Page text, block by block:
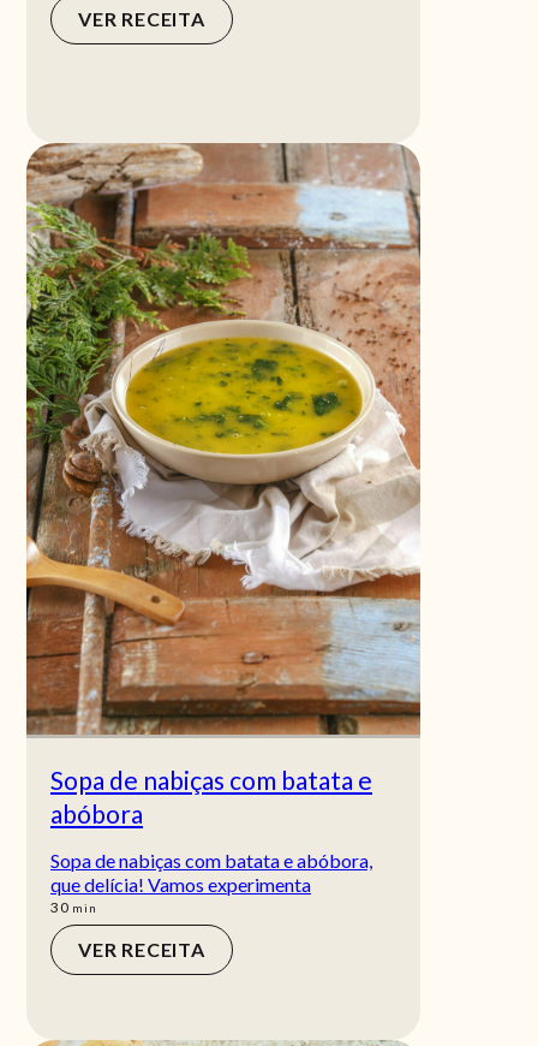
VER RECEITA
Sopa de nabiças com batata e
abóbora
Sopa de nabiças com batata e abóbora,
que delícia! Vamos experimenta
30min
min
VER RECEITA